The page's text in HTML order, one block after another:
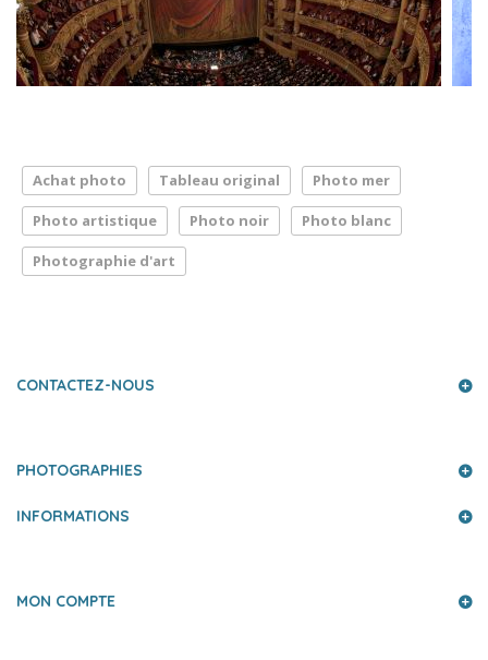
Achat photo Tableau original Photo mer
Photo artistique Photo noir Photo blanc
Photographie d'art
CONTACTEZ-NOUS
PHOTOGRAPHIES
INFORMATIONS
MON COMPTE